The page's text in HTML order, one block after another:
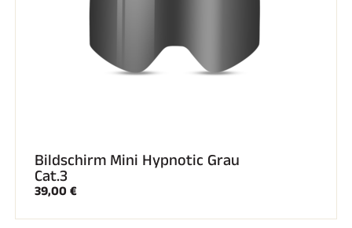
Bildschirm Mini Hypnotic Grau
Cat.3
39,00 €